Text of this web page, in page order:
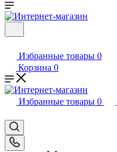
Избранные товары 0
Корзина 0
Избранные товары 0